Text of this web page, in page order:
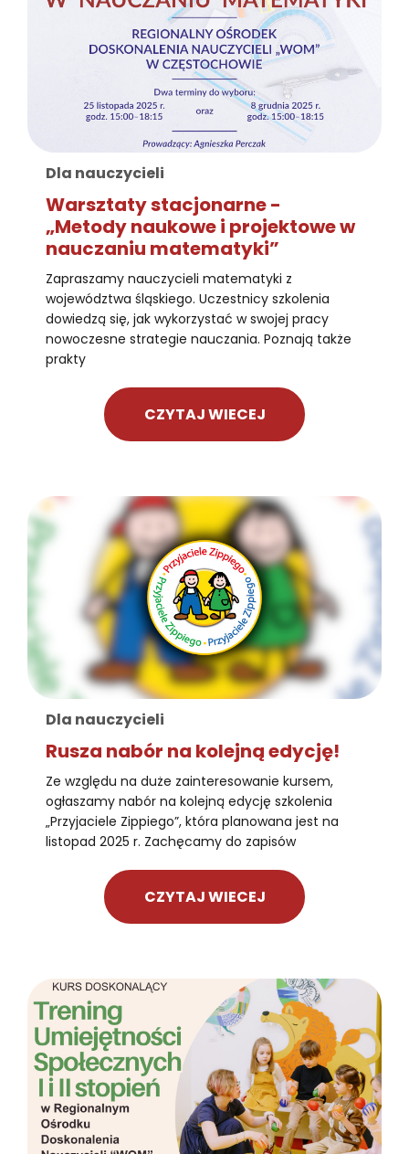
Dla nauczycieli
Warsztaty stacjonarne -
„Metody naukowe i projektowe w
nauczaniu matematyki”
Zapraszamy nauczycieli matematyki z
województwa śląskiego. Uczestnicy szkolenia
dowiedzą się, jak wykorzystać w swojej pracy
nowoczesne strategie nauczania. Poznają także
prakty
CZYTAJ WIECEJ
Dla nauczycieli
Rusza nabór na kolejną edycję!
Ze względu na duże zainteresowanie kursem,
ogłaszamy nabór na kolejną edycję szkolenia
„Przyjaciele Zippiego”, która planowana jest na
listopad 2025 r. Zachęcamy do zapisów
CZYTAJ WIECEJ